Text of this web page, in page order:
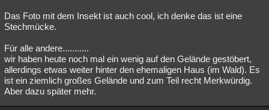
Das Foto mit dem Insekt ist auch cool, ich denke das ist eine
Stechmücke.
Für alle andere...........
wir haben heute noch mal ein wenig auf den Gelände gestöbert,
allerdings etwas weiter hinter den ehemaligen Haus (im Wald). Es
ist ein ziemlich großes Gelände und zum Teil recht Merkwürdig.
Aber dazu später mehr.